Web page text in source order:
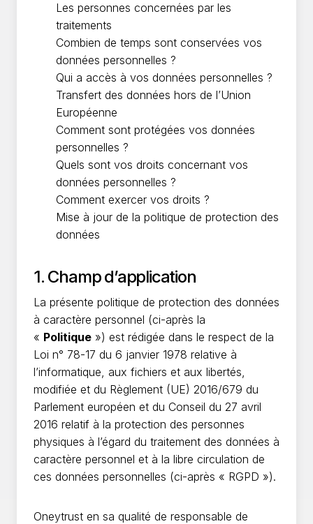
Les personnes concernées par les
traitements
Combien de temps sont conservées vos
données personnelles ?
Qui a accès à vos données personnelles ?
Transfert des données hors de l’Union
Européenne
Comment sont protégées vos données
personnelles ?
Quels sont vos droits concernant vos
données personnelles ?
Comment exercer vos droits ?
Mise à jour de la politique de protection des
données
1. Champ d’application
La présente politique de protection des données
à caractère personnel (ci-après la
« Politique ») est rédigée dans le respect de la
Loi n° 78-17 du 6 janvier 1978 relative à
l’informatique, aux fichiers et aux libertés,
modifiée et du Règlement (UE) 2016/679 du
Parlement européen et du Conseil du 27 avril
2016 relatif à la protection des personnes
physiques à l’égard du traitement des données à
caractère personnel et à la libre circulation de
ces données personnelles (ci-après « RGPD »).
Oneytrust en sa qualité de responsable de